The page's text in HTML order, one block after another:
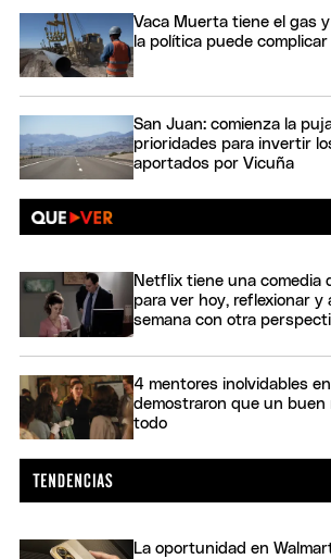
Vaca Muerta tiene el gas
la política puede
San Juan: comienza la
prioridades para invertir
aportados por Vicuña
Netflix tiene una comedia
para ver hoy, reflexionar y
semana con otra
4 mentores inolvidables
demostraron que un buen
todo
La oportunidad en